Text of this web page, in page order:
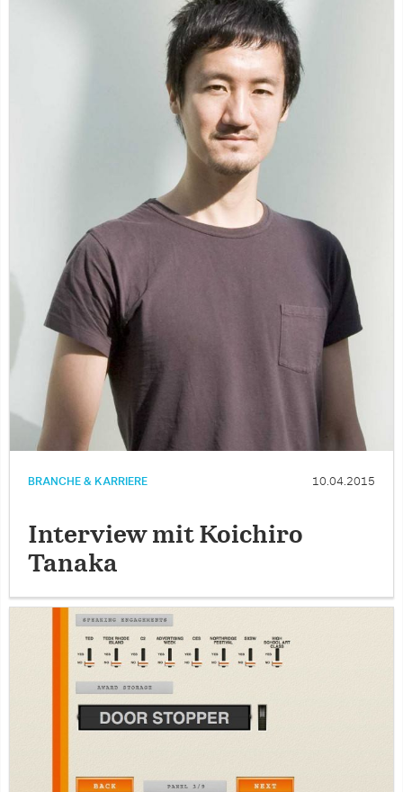
BRANCHE & KARRIERE 10.04.2015
Interview mit Koichiro
Tanaka